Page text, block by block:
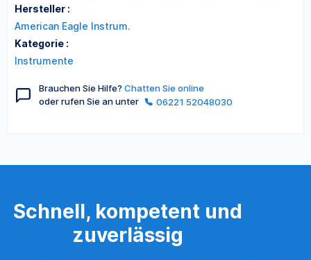
Hersteller :
American Eagle Instrum.
Kategorie :
Instrumente
Brauchen Sie Hilfe? Chatten Sie online
oder rufen Sie an unter
06221 52048030
Schnell, kompetent und
zuverlässig